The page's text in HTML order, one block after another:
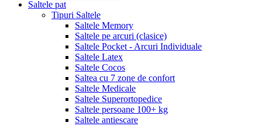
Saltele pat
Tipuri Saltele
Saltele Memory
Saltele pe arcuri (clasice)
Saltele Pocket - Arcuri Individuale
Saltele Latex
Saltele Cocos
Saltea cu 7 zone de confort
Saltele Medicale
Saltele Superortopedice
Saltele persoane 100+ kg
Saltele antiescare